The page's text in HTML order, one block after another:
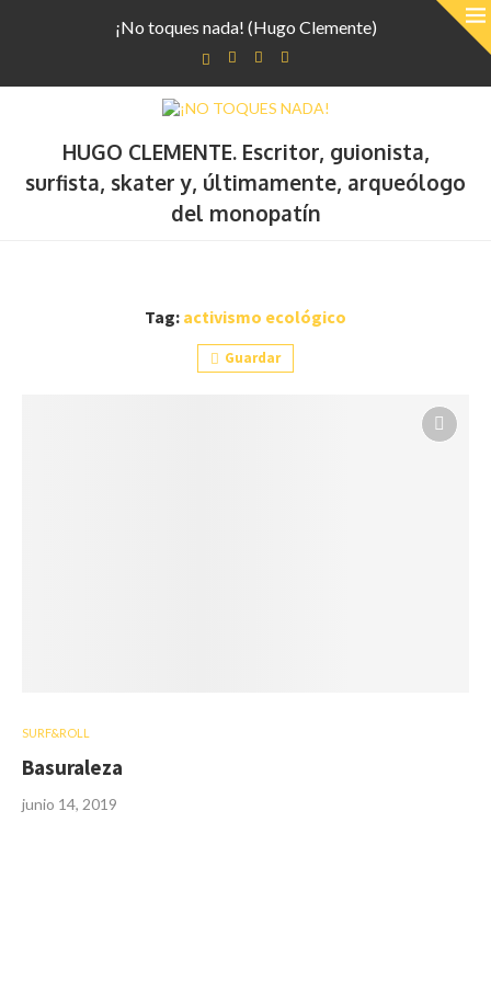
¡No toques nada! (Hugo Clemente)
HUGO CLEMENTE. Escritor, guionista,
surfista, skater y, últimamente, arqueólogo
del monopatín
Tag: activismo ecológico
Guardar
SURF&ROLL
Basuraleza
junio 14, 2019